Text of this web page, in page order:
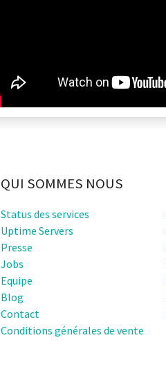
QUI SOMMES NOUS
Status des services
Uptime Servers
Presse
Jobs
Equipe
Blog
Contact
Conditions générales de vente